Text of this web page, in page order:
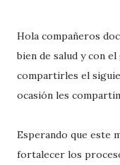
Hola compañeros
bien de salud y con
compartirles el
ocasión les
Esperando que este
fortalecer los